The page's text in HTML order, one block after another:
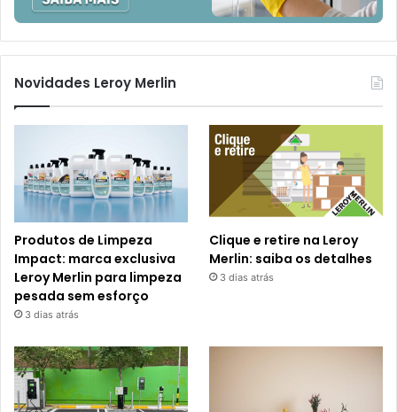
Novidades Leroy Merlin
Produtos de Limpeza
Impact: marca exclusiva
Leroy Merlin para limpeza
pesada sem esforço
3 dias atrás
Clique e retire na Leroy
Merlin: saiba os detalhes
3 dias atrás